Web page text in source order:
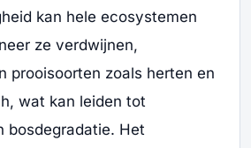
kan hele ecosystemen
ze verdwijnen,
prooisoorten zoals herten en
wat kan leiden tot
bosdegradatie. Het